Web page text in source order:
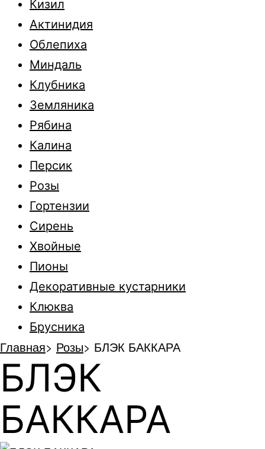
Кизил
Актинидия
Облепиха
Миндаль
Клубника
Земляника
Рябина
Калина
Персик
Розы
Гортензии
Сирень
Хвойные
Пионы
Декоративные кустарники
Клюква
Брусника
Главная> Розы> БЛЭК БАККАРА
БЛЭК
БАККАРА